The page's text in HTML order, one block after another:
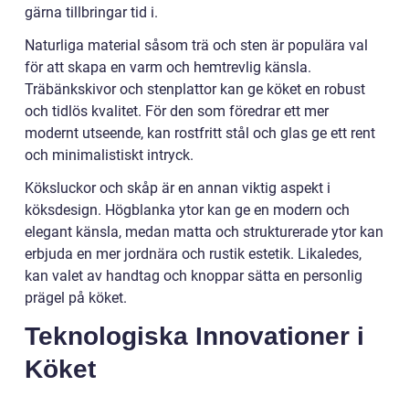
gärna tillbringar tid i.
Naturliga material såsom trä och sten är populära val
för att skapa en varm och hemtrevlig känsla.
Träbänkskivor och stenplattor kan ge köket en robust
och tidlös kvalitet. För den som föredrar ett mer
modernt utseende, kan rostfritt stål och glas ge ett rent
och minimalistiskt intryck.
Köksluckor och skåp är en annan viktig aspekt i
köksdesign. Högblanka ytor kan ge en modern och
elegant känsla, medan matta och strukturerade ytor kan
erbjuda en mer jordnära och rustik estetik. Likaledes,
kan valet av handtag och knoppar sätta en personlig
prägel på köket.
Teknologiska Innovationer i
Köket